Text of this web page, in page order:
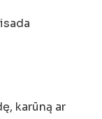
karūną ar